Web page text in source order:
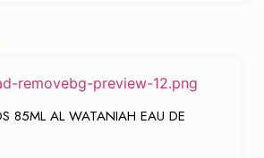
85ML AL WATANIAH EAU DE